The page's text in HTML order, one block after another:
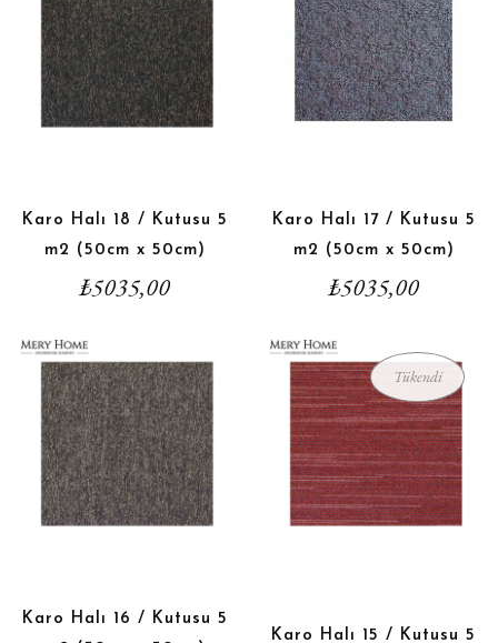
Karo Halı 18 / Kutusu 5
m2 (50cm x 50cm)
₺5035,00
Karo Halı 17 / Kutusu 5
m2 (50cm x 50cm)
₺5035,00
Karo Halı 16 / Kutusu 5
Tükendi
Karo Halı 15 / Kutusu 5